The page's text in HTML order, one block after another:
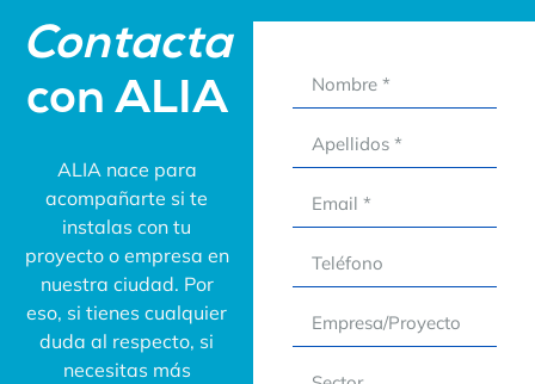
Contacta
con ALIA
ALIA nace para
acompañarte si te
instalas con tu
proyecto o empresa en
nuestra ciudad. Por
eso, si tienes cualquier
duda al respecto, si
necesitas más